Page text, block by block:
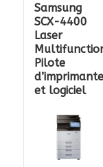
Samsung
SCX-4400
Laser
Pilote
d’imprimante
et logiciel